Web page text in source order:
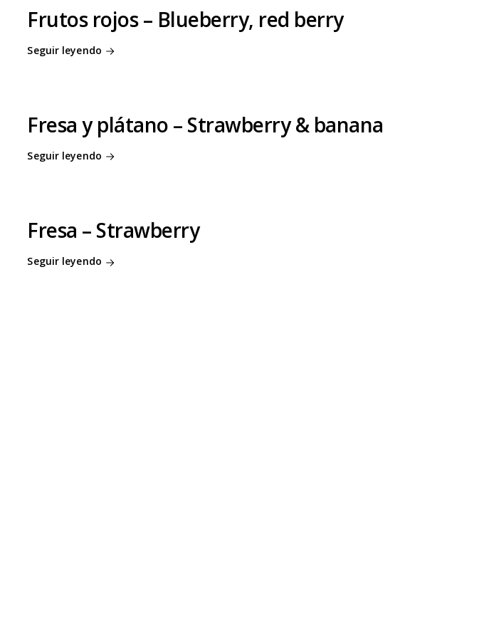
Frutos rojos – Blueberry, red berry
Seguir leyendo
Fresa y plátano – Strawberry & banana
Seguir leyendo
Fresa – Strawberry
Seguir leyendo